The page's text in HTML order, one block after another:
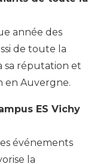
année des
de toute la
sa réputation et
en Auvergne.
ES Vichy
événements
la